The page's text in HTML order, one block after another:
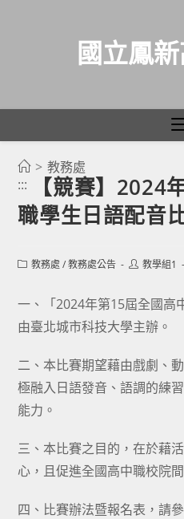
國立鳳
> 教務處
:::
【競賽】2024
職學生日語配音
Post教務處 / 教務處公告
Post教學組1
一、「2024年第15屆全國高
由臺北城市科技大學主辦。
二、本比賽期望藉由戲劇、
極融入日語發音、語調的練
能力。
三、本比賽之目的，在於藉
心，且促進全國高中職校院
四、比賽辦法暨報名表，請